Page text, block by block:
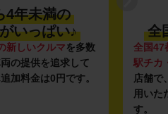
4年未満の
いっぱい♪
新しいクルマを多数
の提供を追求して
加料金は0円です。
全
全国47
駅チカ
店舗で
用いた
す。